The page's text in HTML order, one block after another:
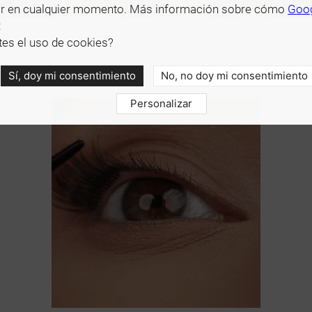
STICK & GO
en cualquier momento. Más información sobre cómo
el uso de cookies?
Sí, doy mi consentimiento No, no doy mi consentimiento
Personalizar